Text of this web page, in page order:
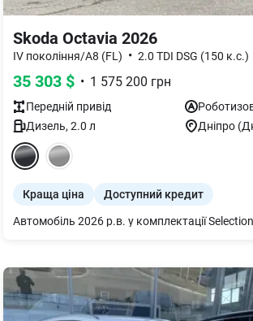
Skoda Octavia 2026
IV покоління/A8 (FL) • 2.0 TDI DSG (150 к.с.)
35 303 $ • 1 575 200 грн
Передній привід
Дизель, 2.0 л Дніпро
Краща ціна Доступний кредит